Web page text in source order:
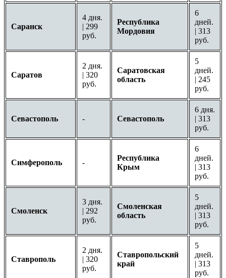
Саранск
4 дня.
| 299
руб.
Республика
Мордовия
6
дней.
| 313
руб.
Саратов
2 дня.
| 320
руб.
Саратовская
область
5
дней.
| 245
руб.
Севастополь - Севастополь
6 дня.
| 313
руб.
Симферополь -
Республика
Крым
6
дней.
| 313
руб.
Смоленск
3 дня.
| 292
руб.
Смоленская
область
5
дней.
| 313
руб.
Ставрополь
2 дня.
| 320
руб.
Ставропольский
край
5
дней.
| 313
руб.